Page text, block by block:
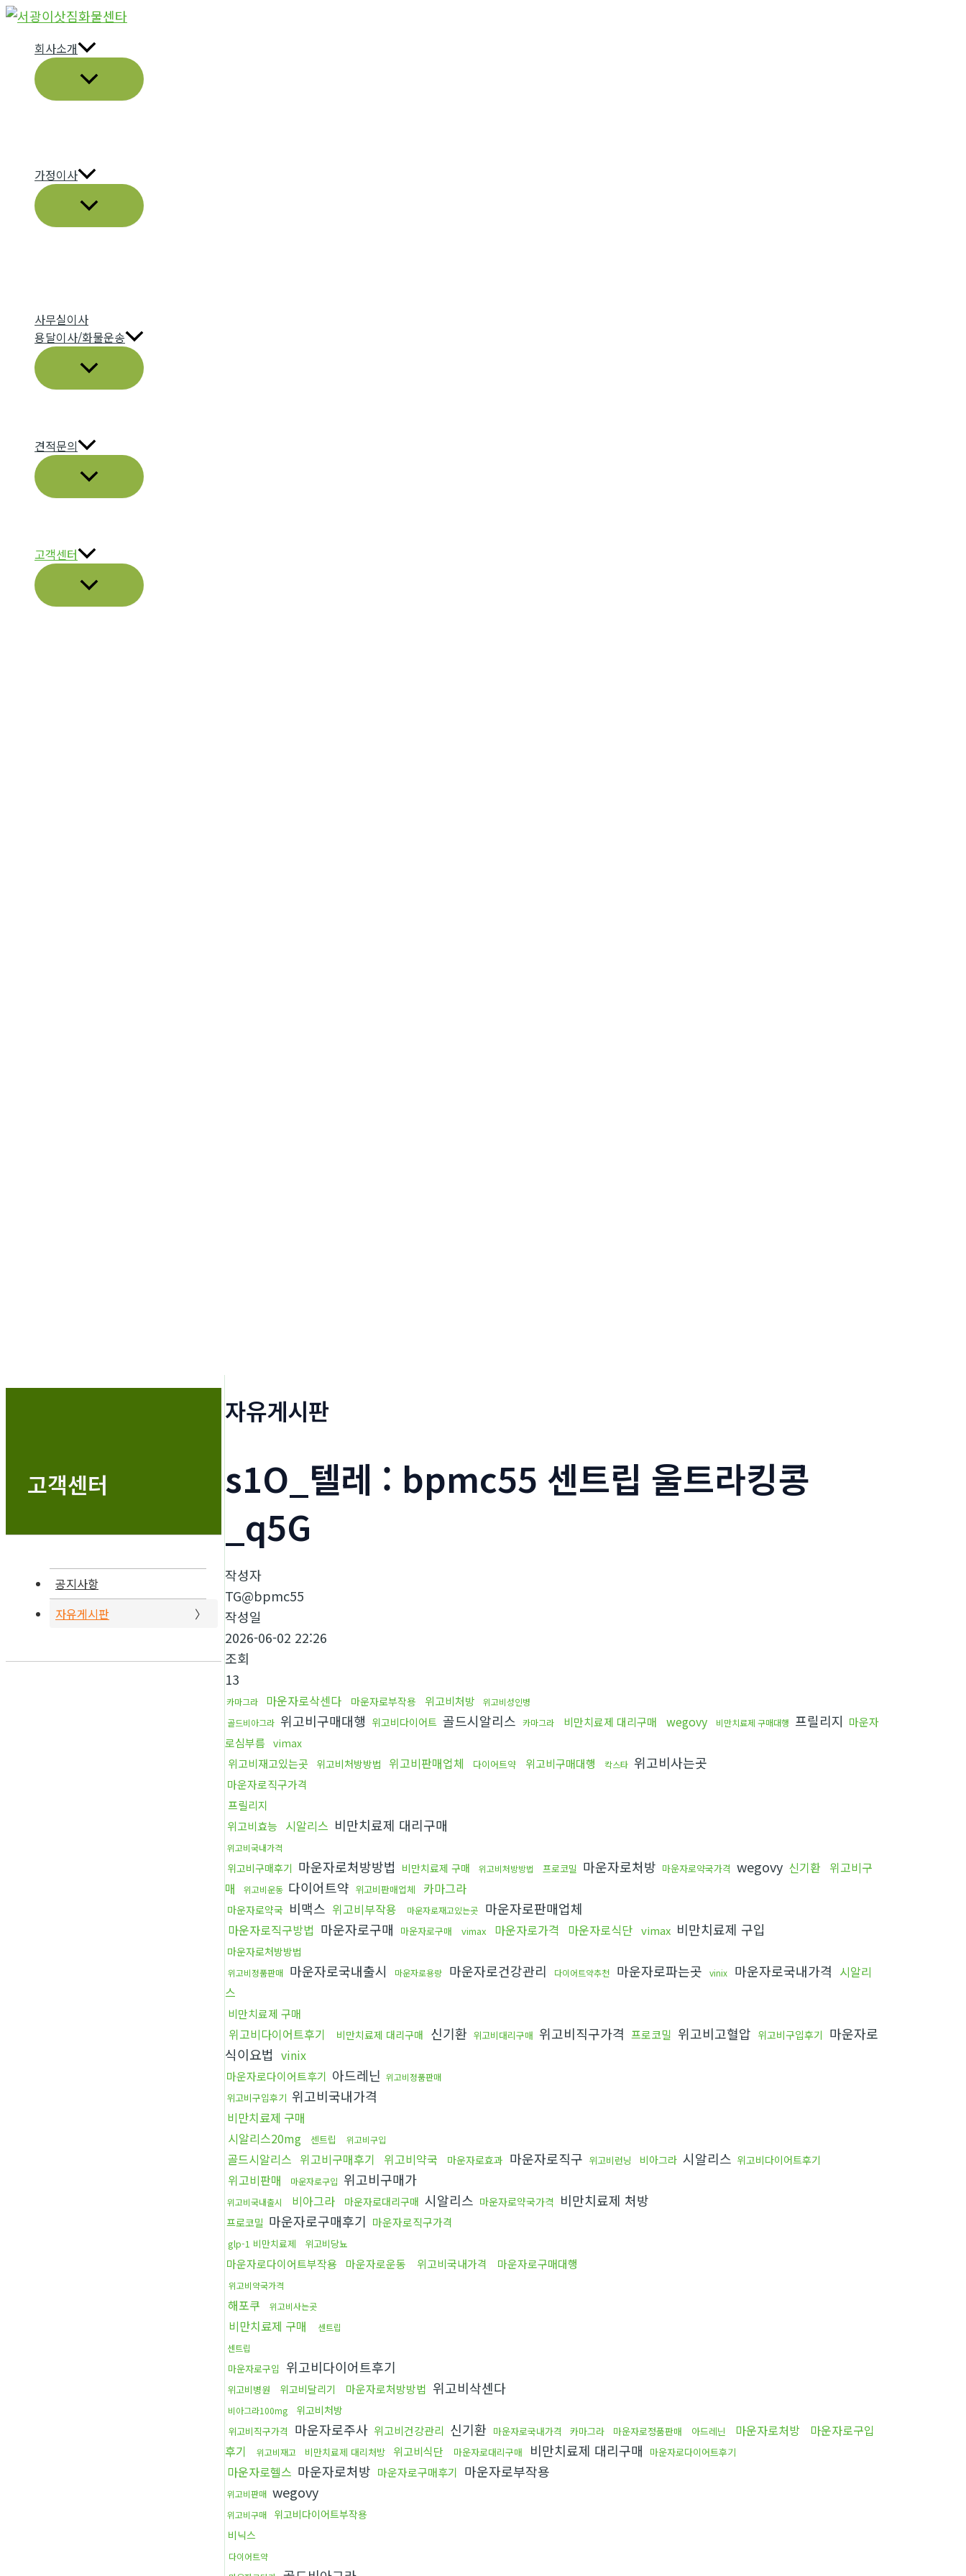
콘
회사소개
메
토
가정이사
메
토
사무실이사
용달이사/화물운송
메
토
견적문의
메
토
고객센터
메
토
고객센터
공지사항
자유게시판
자유게시판
s1O_텔레 : bpmc55 센트립 울트라킹콩
_q5G
작성자
TG@bpmc55
작성일
2026-06-02 22:26
조회
13
카마그라 마운자로삭센다 마운자로부작용 위고비처방
위고비성인병
골드비아그라 위고비구매대행 위고비다이어트 골드시알리스 카마그라 비만치료제 대리구매 wegovy 비만치료제 구매대행 프릴리지 마운자
로심부름 vimax
위고비재고있는곳 위고비처방방법 위고비판매업체 다이어트약 위고비구매대행 칵스타 위고비사는곳
마운자로직구가격
프릴리지
위고비효능
시알리스 비만치료제 대리구매
위고비국내가격
위고비구매후기 마운자로처방방법 비만치료제 구매 위고비처방방법 프로코밀 마운자로처방 마운자로약국가격 wegovy 신기환 위고비구
매
위고비운동 다이어트약 위고비판매업체 카마그라
마운자로약국 비맥스 위고비부작용 마운자로재고있는곳 마운자로판매업체
마운자로직구방법 마운자로구매 마운자로구매 vimax 마운자로가격 마운자로식단 vimax 비만치료제 구입
마운자로처방방법
위고비정품판매 마운자로국내출시 마운자로용량 마운자로건강관리 다이어트약추천 마운자로파는곳 vinix 마운자로국내가격 시알리
스
비만치료제 구매
위고비다이어트후기 비만치료제 대리구매 신기환 위고비대리구매 위고비직구가격 프로코밀 위고비고혈압 위고비구입후기 마운자로
식이요법 vinix
마운자로다이어트후기 아드레닌 위고비정품판매
위고비구입후기 위고비국내가격
비만치료제 구매
시알리스20mg
센트립 위고비구입
골드시알리스 위고비구매후기 위고비약국 마운자로효과 마운자로직구 위고비런닝 비아그라 시알리스 위고비다이어트후기
위고비판매 마운자로구입 위고비구매가
위고비국내출시 비아그라 마운자로대리구매 시알리스 마운자로약국가격 비만치료제 처방
프로코밀 마운자로구매후기 마운자로직구가격
glp-1 비만치료제 위고비당뇨
마운자로다이어트부작용 마운자로운동 위고비국내가격 마운자로구매대행
위고비약국가격
해포쿠 위고비사는곳
비만치료제 구매
센트립
센트립
마운자로구입 위고비다이어트후기
위고비병원 위고비달리기 마운자로처방방법 위고비삭센다
비아그라100mg 위고비처방
위고비직구가격 마운자로주사 위고비건강관리 신기환 마운자로국내가격 카마그라 마운자로정품판매 아드레닌 마운자로처방
마운자로구입
후기
위고비재고 비만치료제 대리처방 위고비식단 마운자로대리구매 비만치료제 대리구매 마운자로다이어트후기
마운자로헬스 마운자로처방 마운자로구매후기 마운자로부작용
위고비판매 wegovy
위고비구매
위고비다이어트부작용
비닉스
다이어트약